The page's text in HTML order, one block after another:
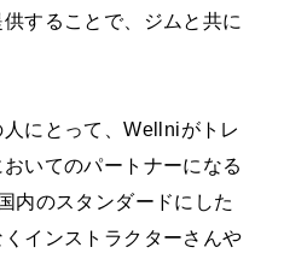
することで、ジムと共に
人にとって、Wellniがトレ
いてのパートナーになる
内のスタンダードにした
インストラクターさんや